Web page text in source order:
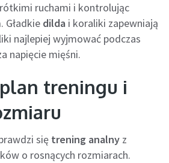
ruchami i kontrolując
Gładkie dilda i koraliki zapewniają
najlepiej wyjmować podczas
napięcie mięśni.
plan treningu i
się trening analnyz
o rosnących rozmiarach.